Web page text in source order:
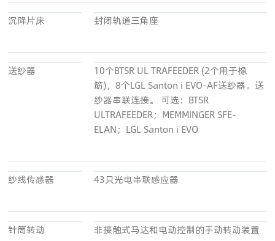
沉降片床 封闭轨道三角座
送纱器
10个BTSR UL TRAFEEDER (2个用于橡
筋)，8个LGL Santon i EVO-AF送纱器。送
纱器串联连接。 可选：BTSR
ULTRAFEEDER；MEMMINGER SFE-
ELAN；LGL Santon i EVO
纱线传感器 43只光电串联感应器
针筒转动 非接触式马达和电动控制的手动转动装置